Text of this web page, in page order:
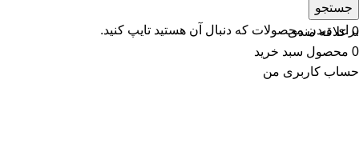
جستجو
برای دیدن محصولات که دنبال آن هستید تایپ کنید.
سایدبار
0 علاقه مندی
0 محصول سبد خرید
حساب کاربری من